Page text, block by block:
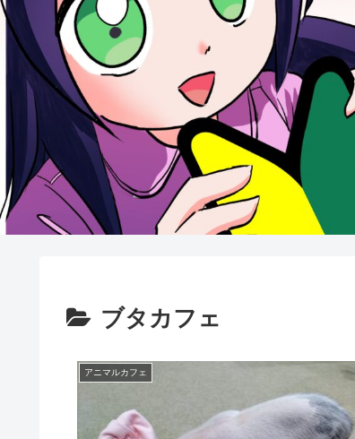
ブタカフェ
アニマルカフェ